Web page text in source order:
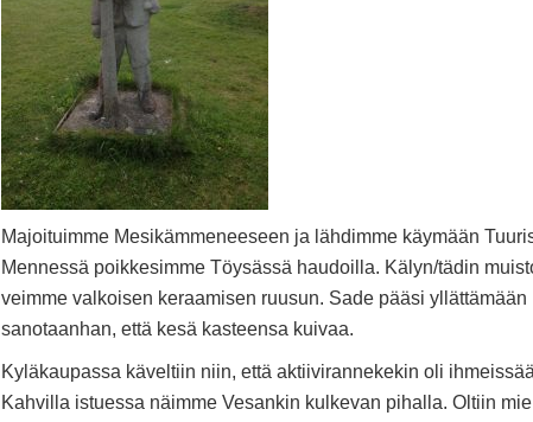
Majoituimme Mesikämmeneeseen ja lähdimme käymään
Mennessä poikkesimme Töysässä haudoilla. Kälyn/tädin
veimme valkoisen keraamisen ruusun. Sade pääsi yllättämään
sanotaanhan, että kesä kasteensa kuivaa.
Kyläkaupassa käveltiin niin, että aktiivirannekekin oli
Kahvilla istuessa näimme Vesankin kulkevan pihalla. Oltiin